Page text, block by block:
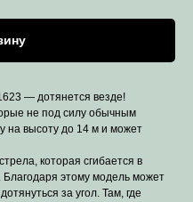
— дотянется везде!
не под силу обычным
на высоту до 14 м и может
которая сгибается в
Благодаря этому модель может
за угол. Там, где